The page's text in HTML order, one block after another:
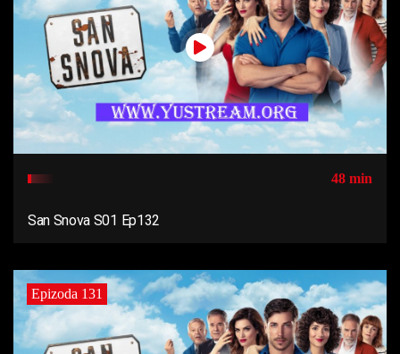
48 min
San Snova S01 Ep132
Epizoda 131